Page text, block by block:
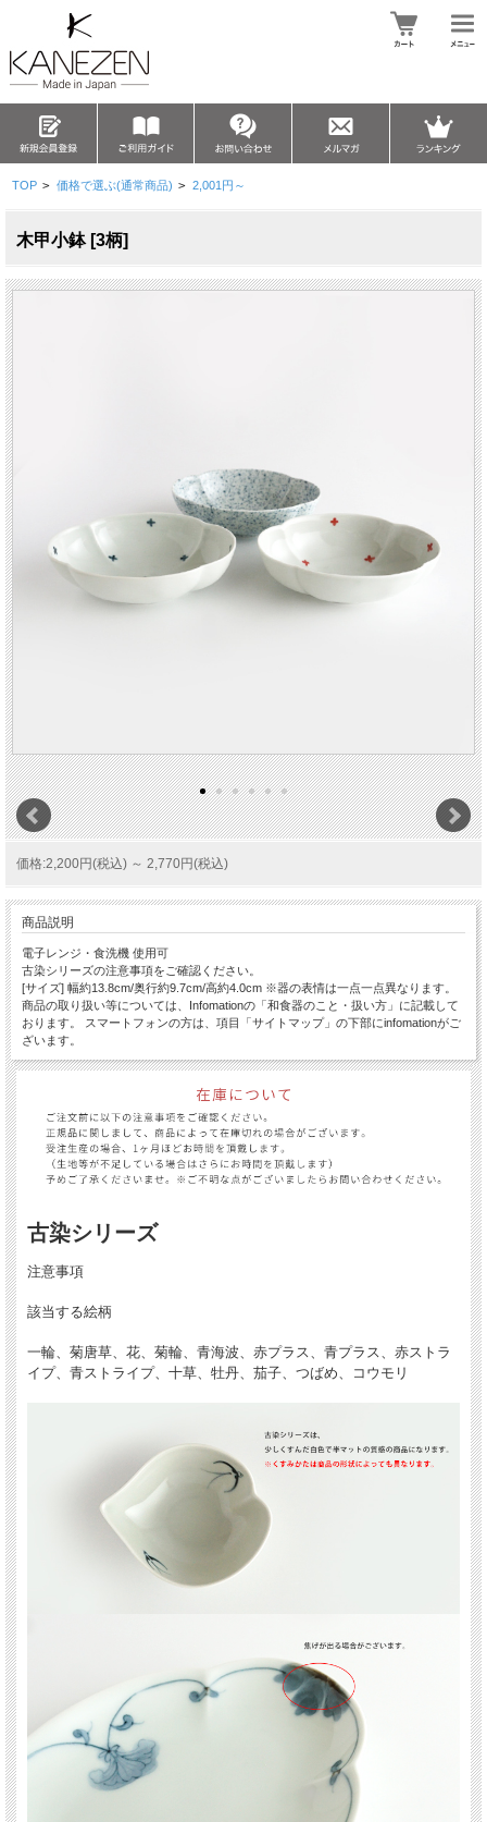
TOP > 価格で選ぶ(通常商品) > 2,001円～
木甲小鉢 [3柄]
価格:2,200円(税込) ～ 2,770円(税込)
商品説明
電子レンジ・食洗機 使用可
古染シリーズの注意事項をご確認ください。
[サイズ] 幅約13.8cm/奥行約9.7cm/高約4.0cm ※器の表情は一点一点異なります。
商品の取り扱い等については、Infomationの「和食器のこと・扱い方」に記載して
おります。 スマートフォンの方は、項目「サイトマップ」の下部にinfomationがご
ざいます。
古染シリーズ
注意事項
該当する絵柄
一輪、菊唐草、花、菊輪、青海波、赤プラス、青プラス、赤ストラ
イプ、青ストライプ、十草、牡丹、茄子、つばめ、コウモリ